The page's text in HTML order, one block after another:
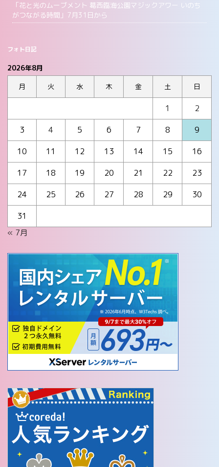
「花と光のムーブメント 葛西臨海公園マジックアワー いのち
がつながる時間」7月31日から
フォト日記
2026年8月
月
火 水 木 金 土 日
1
2
3
4 5 6 7 8
9
10
11 12 13 14 15
16
17
18 19 20 21 22
23
24
25 26 27 28 29
30
31
« 7月